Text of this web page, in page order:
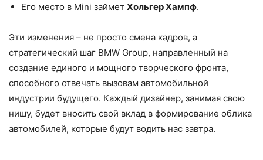
Его место в Mini займет Хольгер Хампф.
Эти изменения – не просто смена кадров, а
стратегический шаг BMW Group, направленный на
создание единого и мощного творческого фронта,
способного отвечать вызовам автомобильной
индустрии будущего. Каждый дизайнер, занимая свою
нишу, будет вносить свой вклад в формирование облика
автомобилей, которые будут водить нас завтра.